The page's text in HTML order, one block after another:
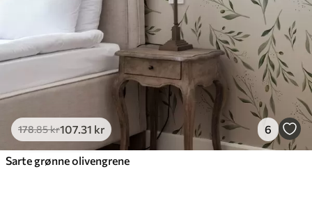
178.85kr107.31 kr 6
Sarte grønne olivengrene